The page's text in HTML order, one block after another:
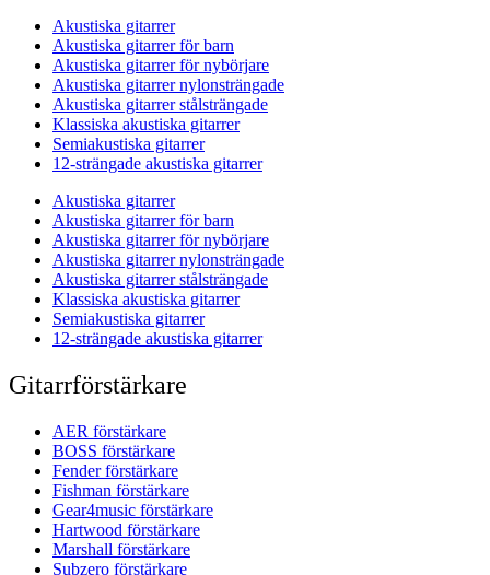
Akustiska gitarrer
Akustiska gitarrer för barn
Akustiska gitarrer för nybörjare
Akustiska gitarrer nylonsträngade
Akustiska gitarrer stålsträngade
Klassiska akustiska gitarrer
Semiakustiska gitarrer
12-strängade akustiska gitarrer
Akustiska gitarrer
Akustiska gitarrer för barn
Akustiska gitarrer för nybörjare
Akustiska gitarrer nylonsträngade
Akustiska gitarrer stålsträngade
Klassiska akustiska gitarrer
Semiakustiska gitarrer
12-strängade akustiska gitarrer
Gitarrförstärkare
AER förstärkare
BOSS förstärkare
Fender förstärkare
Fishman förstärkare
Gear4music förstärkare
Hartwood förstärkare
Marshall förstärkare
Subzero förstärkare